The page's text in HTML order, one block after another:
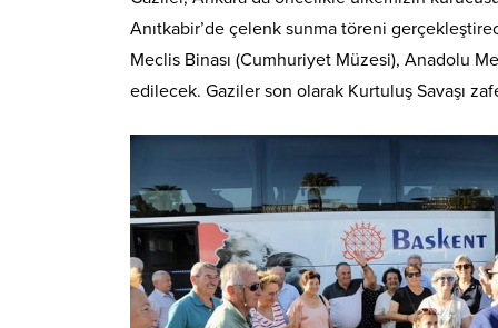
Anıtkabir’de çelenk sunma töreni
Meclis Binası (Cumhuriyet Müzesi), Anadolu
edilecek. Gaziler son olarak Kurtuluş Savaşı